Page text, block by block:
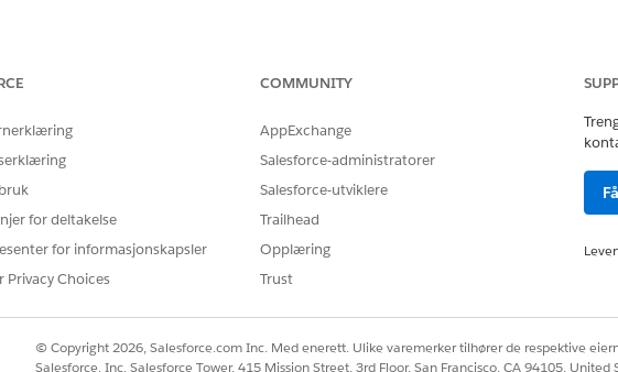
Edition med Life Sciences Cloud, Life Sciences Cloud for Customer
går du til Appinnstillinger og velger Synkroniser database. Hvis
du kan velge å
kjøre i forhåndfor å prioritere den manuelle prosessen.
kjører og synkroniseringsfremdriftslinjen er aktivert i appinnstillingene,
for deltakelse
for informasjonskapsler
Privacy Choices
COMMUNITY
AppExchange
Salesforce-administratorer
Salesforce-utviklere
Trailhead
Opplæring
Trust
© Copyright 2026, Salesforce.com Inc. Med enerett. Ulike varemerker tilhører de respektive
Salesforce, Inc. Salesforce Tower, 415 Mission Street, 3rd Floor, San Francisco, CA 94105, United